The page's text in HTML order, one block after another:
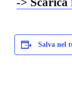
Salva nel